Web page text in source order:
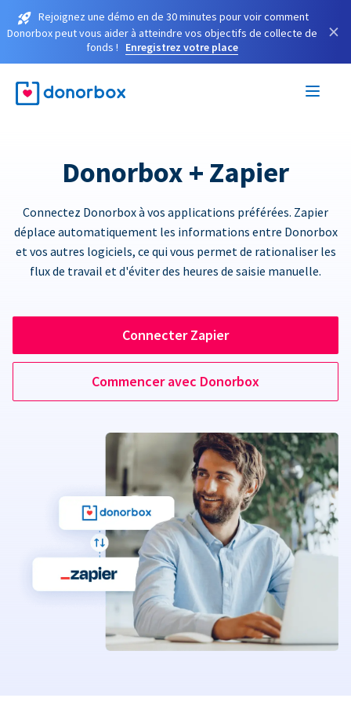
Rejoignez une démo en de 30 minutes pour voir comment
Donorbox peut vous aider à atteindre vos objectifs de collecte de
fonds !
Enregistrez votre place
×
Donorbox + Zapier
Connectez Donorbox à vos applications préférées. Zapier
déplace automatiquement les informations entre Donorbox
et vos autres logiciels, ce qui vous permet de rationaliser les
flux de travail et d'éviter des heures de saisie manuelle.
Connecter Zapier
Commencer avec Donorbox